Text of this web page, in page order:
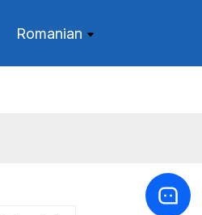
Romanian